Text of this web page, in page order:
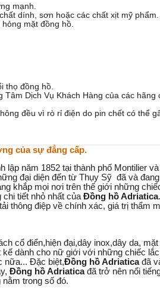
mạnh.
dính, sơn hoặc các chất xịt mỹ phẩm.
mặt đồng hồ.
thọ đồng hồ.
Dịch Vụ Khách Hàng của các hãng
đều vì rò rỉ điện do pin chết có thể
của sự đẳng cấp.
năm 1852 tại thành phố Montilier
đại diện đến từ Thụy Sỹ đã và
khắp mọi nơi trên thế giới những
tiết nhỏ nhất của Đồng hồ Adriatica
thông điệp về chính xác, giá trị thẩm
cổ điển,hiện đại,dây inox,dây da,
dành cho nữ giới với những chiếc
nữa... Đặc biệt,Đồng hồ Adriaticađã
Đồng hồ Adriaticađã trở nên nổi
trong số đó.